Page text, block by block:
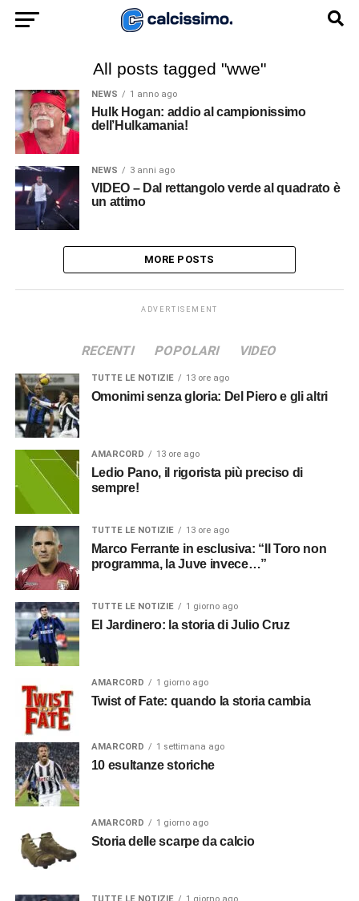
All posts tagged "wwe"
NEWS 1 anno ago
Hulk Hogan: addio al campionissimo
dell’Hulkamania!
NEWS 3 anni ago
VIDEO – Dal rettangolo verde al quadrato è
un attimo
MORE POSTS
ADVERTISEMENT
RECENTI POPOLARI VIDEO
TUTTE LE NOTIZIE 13 ore ago
Omonimi senza gloria: Del Piero e gli altri
AMARCORD 13 ore ago
Ledio Pano, il rigorista più preciso di
sempre!
TUTTE LE NOTIZIE 13 ore ago
Marco Ferrante in esclusiva: “Il Toro non
programma, la Juve invece…”
TUTTE LE NOTIZIE 1 giorno ago
El Jardinero: la storia di Julio Cruz
AMARCORD 1 giorno ago
Twist of Fate: quando la storia cambia
AMARCORD 1 settimana ago
10 esultanze storiche
AMARCORD 1 giorno ago
Storia delle scarpe da calcio